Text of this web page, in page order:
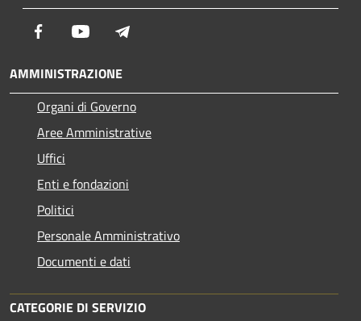
Facebook Youtube
AMMINISTRAZIONE
Organi di Governo
Aree Amministrative
Uffici
Enti e fondazioni
Politici
Personale Amministrativo
Documenti e dati
CATEGORIE DI SERVIZIO